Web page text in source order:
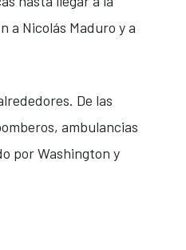
a Nicolás Maduro y a
De las
ambulancias
por Washington y